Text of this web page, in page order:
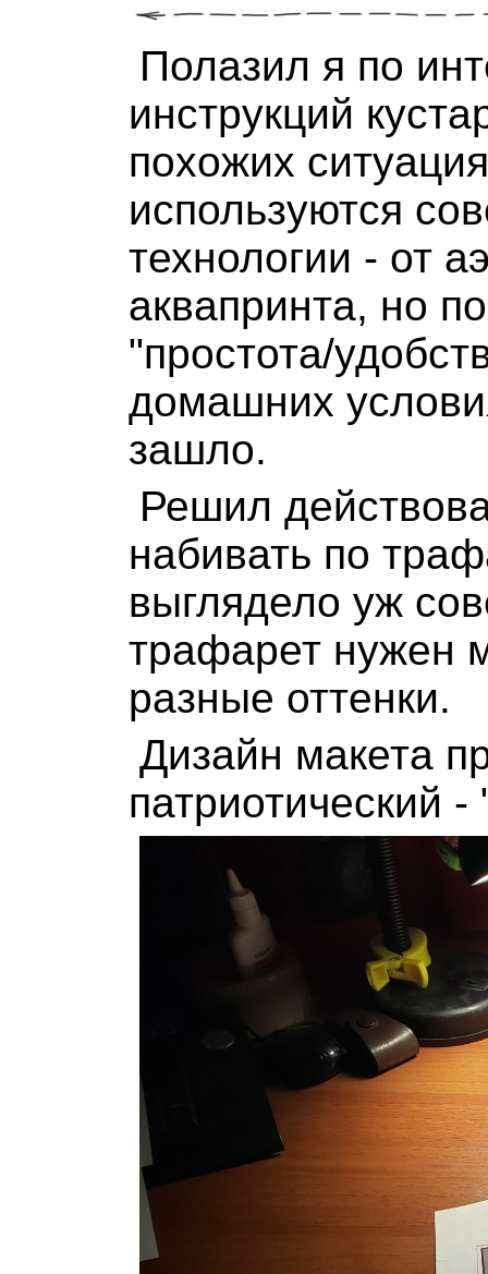
Полазил я по
инструкций
похожих
используются
технологии - от
аквапринта, но
"простота/
домашних
зашло.
Решил
набивать по
выглядело уж
трафарет нужен
разные оттенки.
Дизайн макета
патриотический